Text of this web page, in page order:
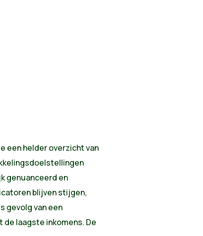
een helder overzicht van
genuanceerd en
blijven stijgen,
gevolg van een
laagste inkomens. De